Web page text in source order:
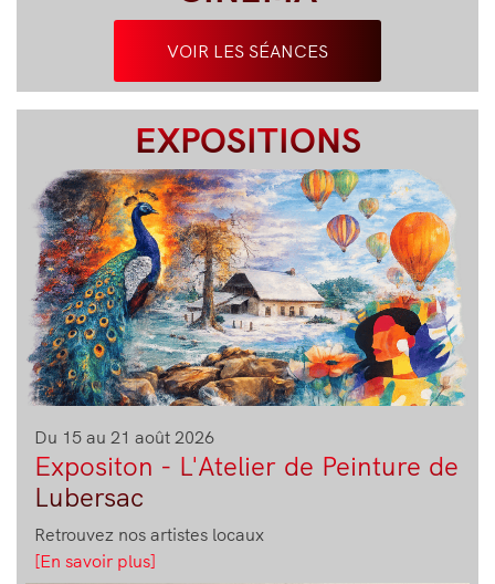
CINÉMA
VOIR LES SÉANCES
EXPOSITIONS
Image
Du 15 au 21 août 2026
Expositon - L'Atelier de Peinture de
Lubersac
Retrouvez nos artistes locaux